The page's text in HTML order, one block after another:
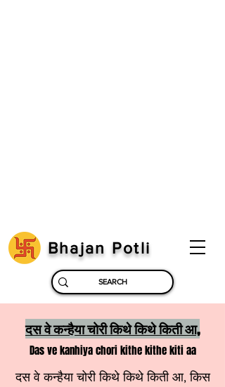
Bhajan Potli
दस वे कन्हैया चोरी किथे किथे किती आ,
Das ve kanhiya chori kithe kithe kiti aa
दस वे कन्हैया चोरी किथे किथे किती आ, किस